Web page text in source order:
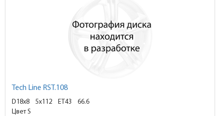
Tech Line RST.108
D18x8 5x112 ET43
66.6
Цвет S